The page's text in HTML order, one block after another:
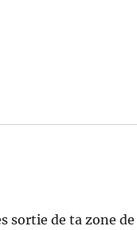
sortie de ta zone